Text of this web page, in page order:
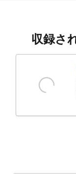
収録さ